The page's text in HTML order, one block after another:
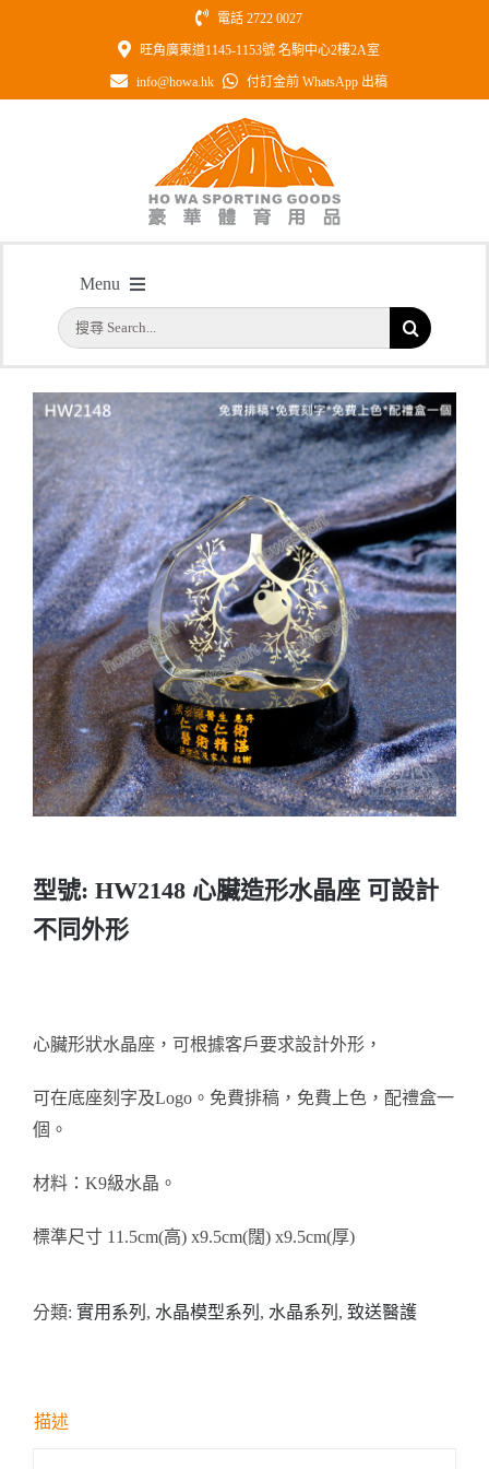
電話 2722 0027
旺角廣東道1145-1153號 名駒中心2樓2A室
info@howa.hk 付訂金前 WhatsApp 出稿
Menu
首頁
公司簡介
一天快取
實用系列
水晶獎座
金箔畫
意大利獎盃
旗座/旗桿
獎盃
搜
索
果：
主頁 型號: HW2148 心臟造形水晶座 可設計不同外形
型號: HW2148 心臟造形水晶座 可設計
不同外形
心臟形狀水晶座，可根據客戶要求設計外形，
可在底座刻字及Logo。免費排稿，免費上色，配禮盒一
個。
材料：K9級水晶。
標準尺寸 11.5cm(高) x9.5cm(闊) x9.5cm(厚)
分類: 實用系列 , 水晶模型系列 , 水晶系列 , 致送醫護
描述